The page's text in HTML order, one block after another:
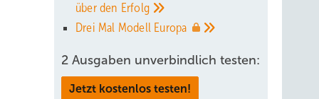
pro
SIP-
über den Erfolg
Drei Mal Modell Europa
2 Ausgaben unverbindlich testen:
Jetzt kostenlos testen!